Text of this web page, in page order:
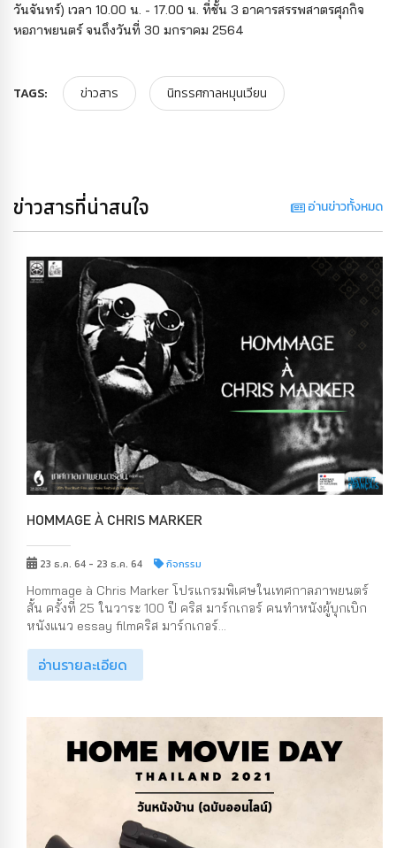
วันจันทร์) เวลา 10.00 น. - 17.00 น. ที่ชั้น 3 อาคารสรรพสาตรศุภกิจ
หอภาพยนตร์ จนถึงวันที่ 30 มกราคม 2564
TAGS: ข่าวสาร นิทรรศกาลหมุนเวียน
ข่าวสารที่น่าสนใจ อ่านข่าวทั้งหมด
HOMMAGE À CHRIS MARKER
23 ธ.ค. 64 - 23 ธ.ค. 64 กิจกรรม
Hommage à Chris Marker โปรแกรมพิเศษในเทศกาลภาพยนตร์
สั้น ครั้งที่ 25 ในวาระ 100 ปี คริส มาร์กเกอร์ คนทำหนังผู้บุกเบิก
หนังแนว essay filmคริส มาร์กเกอร์...
อ่านรายละเอียด